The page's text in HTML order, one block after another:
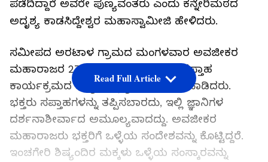
ಪಡೆದಿದ್ದಾರೆ ಅವರೇ ಪುಣ್ಯವಂತರು ಎಂದು ಕನ್ನೇರಿಮಠದ
ಅದೃಶ್ಯ ಕಾಡಸಿದ್ದೇಶ್ವರ ಮಹಾಸ್ವಾಮೀಜಿ ಹೇಳಿದರು.
ಸಮೀಪದ ಅರಟಾಳ ಗ್ರಾಮದ ಮಂಗಳವಾರ ಅವಜೀಕರ
ಮಹಾರಾಜರ 27ನೇ ಪುಣ್ಯಸ್ಮರಣೋತ್ಸವ ಸಪ್ತಾಹ
ಕಾರ್ಯಕ್ರಮದ ದಿವ್ಯಸಾನ್ನಿಧ್ಯ ವಹಿಸಿ ಮಾತನಾಡಿದರು.
ಭಕ್ತರು ಸಪ್ತಾಹಗಳನ್ನು ತಪ್ಪಿಸಬಾರದು, ಇಲ್ಲಿ ಜ್ಞಾನಿಗಳ
ದರ್ಶನಾಶೀರ್ವಾದ ಅಮೂಲ್ಯವಾದದ್ದು. ಅವಜೀಕರ
ಮಹಾರಾಜರು ಭಕ್ತರಿಗೆ ಒಳ್ಳೆಯ ಸಂದೇಶವನ್ನು ಕೊಟ್ಟಿದ್ದರೆ.
ಇಂಚಗೇರಿ ಶಿಷ್ಯಂದಿರ ಮಕ್ಕಳು ಒಳ್ಳೆಯ ಸಂಸ್ಕಾರವನ್ನು
Read Full Article